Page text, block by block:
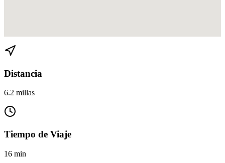
Distancia
6.2 millas
Tiempo de Viaje
16 min